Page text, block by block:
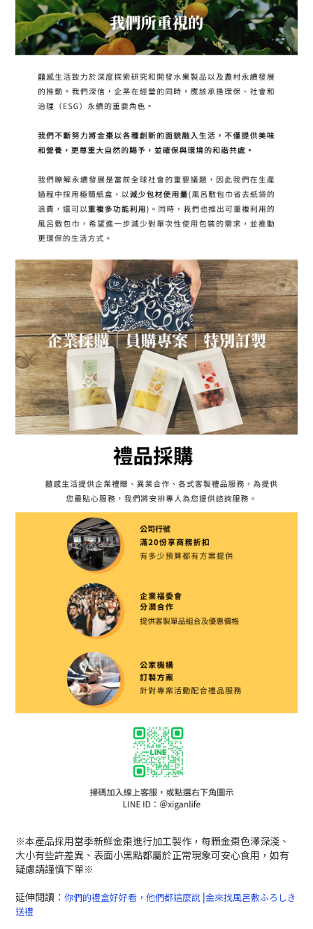
※本產品採用當季新鮮金棗進行加工製作，每顆金棗色澤深淺、
大小有些許差異、表面小黑點都屬於正常現象可安心食用，如有
疑慮請謹慎下單※
延伸閱讀： 你們的禮盒好好看，他們都這麼說⎥金來找風呂敷ふろしき
送禮